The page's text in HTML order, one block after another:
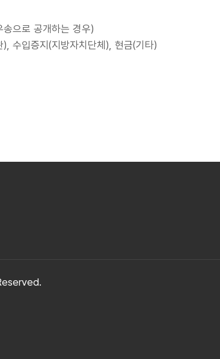
으로 공개하는 경우)
수입증지(지방자치단체), 현금(기타)